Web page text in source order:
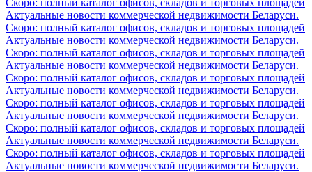
Актуальные новости коммерческой недвижимости Беларуси.
Скоро: полный каталог офисов, складов и торговых площадей
Актуальные новости коммерческой недвижимости Беларуси.
Скоро: полный каталог офисов, складов и торговых площадей
Актуальные новости коммерческой недвижимости Беларуси.
Скоро: полный каталог офисов, складов и торговых площадей
Актуальные новости коммерческой недвижимости Беларуси.
Скоро: полный каталог офисов, складов и торговых площадей
Актуальные новости коммерческой недвижимости Беларуси.
Скоро: полный каталог офисов, складов и торговых площадей
Актуальные новости коммерческой недвижимости Беларуси.
Скоро: полный каталог офисов, складов и торговых площадей
Актуальные новости коммерческой недвижимости Беларуси.